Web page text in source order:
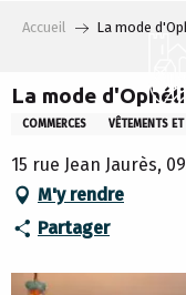
principal
Accueil La mode
La mode
COMMERCES VÊTEMENTS
15 rue Jean Jaurès,
M'y rendre
Partager